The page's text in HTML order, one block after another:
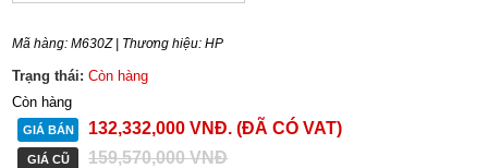
Mã hàng:M630Z| Thương hiệu:HP
Trạng thái: Còn hàng
Còn hàng
GIÁ BÁN 132,332,000VNĐ. (ĐÃ CÓ VAT)
GIÁ CŨ 159,570,000VNĐ